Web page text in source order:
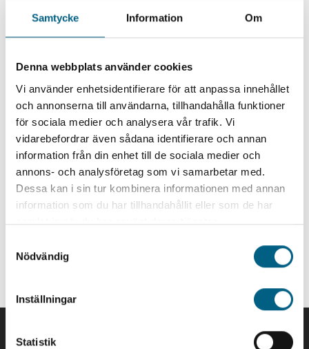
Samtycke Information Om
Denna webbplats använder cookies
Vi använder enhetsidentifierare för att anpassa innehållet
och annonserna till användarna, tillhandahålla funktioner
för sociala medier och analysera vår trafik. Vi
vidarebefordrar även sådana identifierare och annan
information från din enhet till de sociala medier och
annons- och analysföretag som vi samarbetar med.
Dessa kan i sin tur kombinera informationen med annan
information som du har tillhandahållit eller som de har
samlat in när du har använt deras tjänster.
Nödvändig
Inställningar
Statistik
Nyheten från Esri
Anders Haraldsson